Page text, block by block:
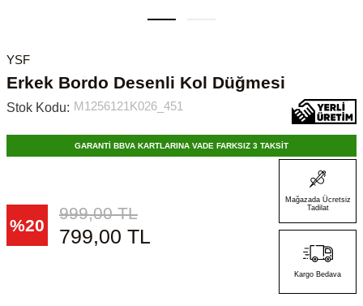
YSF
Erkek Bordo Desenli Kol Düğmesi
Stok Kodu: M1256121K026_451
GARANTİ BBVA KARTLARINA VADE FARKSIZ 3 TAKSİT
%20
999,00TL
799,00 TL
Mağazada Ücretsiz
Tadilat
Kargo Bedava